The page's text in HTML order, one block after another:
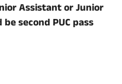
Assistant or Junior
second PUC pass